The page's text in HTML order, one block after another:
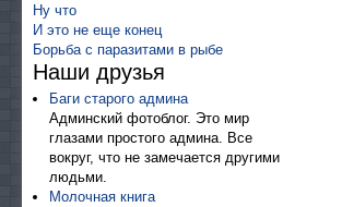
Ну что
И это не еще конец
Борьба с паразитами в рыбе
Наши друзья
Баги старого админа
Админский фотоблог. Это мир
глазами простого админа. Все
вокруг, что не замечается другими
людьми.
Молочная книга